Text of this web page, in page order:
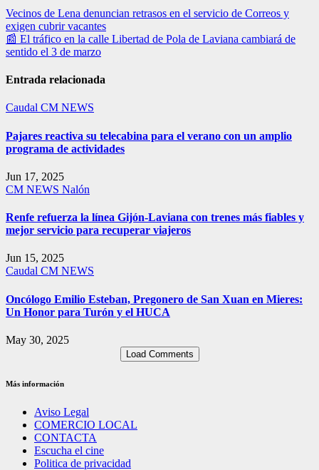
Navegación
de
entradas
Vecinos de Lena denuncian retrasos en el servicio de Correos y
exigen cubrir vacantes
📰 El tráfico en la calle Libertad de Pola de Laviana cambiará de
sentido el 3 de marzo
Entrada relacionada
Caudal CM NEWS
Pajares reactiva su telecabina para el verano con un amplio
programa de actividades
Jun 17, 2025
CM NEWS Nalón
Renfe refuerza la línea Gijón-Laviana con trenes más fiables y
mejor servicio para recuperar viajeros
Jun 15, 2025
Caudal CM NEWS
Oncólogo Emilio Esteban, Pregonero de San Xuan en Mieres:
Un Honor para Turón y el HUCA
May 30, 2025
Load Comments
Más información
Aviso Legal
COMERCIO LOCAL
CONTACTA
Escucha el cine
Politica de privacidad